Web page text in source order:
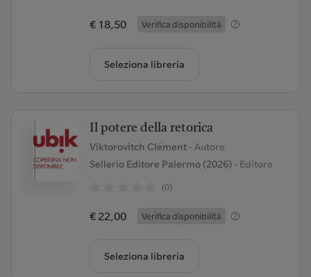
€ 18,50 Verifica disponibilità
Seleziona libreria
Il potere della retorica
Viktorovitch Clément - Autore
Sellerio Editore Palermo (2026)- Editore
(0)
€ 22,00 Verifica disponibilità
Seleziona libreria